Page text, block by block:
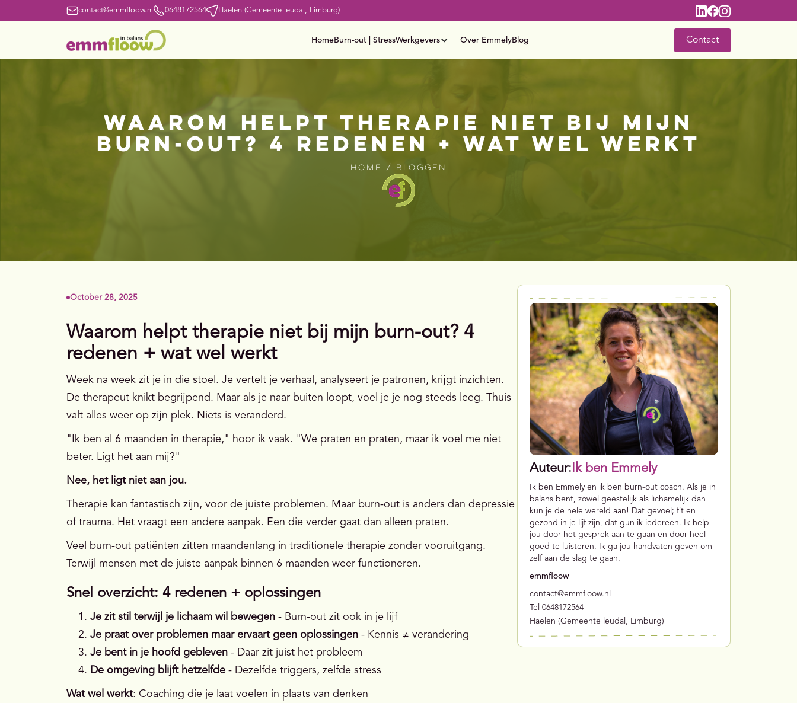
contact@emmfloow.nl 0648172564 Haelen (Gemeente leudal, Limburg)
HomeBurn-out | StressWerkgevers Over EmmelyBlog Contact
Waarom helpt therapie niet bij mijn
burn-out? 4 redenen + wat wel werkt
Home / Bloggen
October 28, 2025
Waarom helpt therapie niet bij mijn burn-out? 4
redenen + wat wel werkt
Week na week zit je in die stoel. Je vertelt je verhaal, analyseert je patronen, krijgt inzichten.
De therapeut knikt begrijpend. Maar als je naar buiten loopt, voel je je nog steeds leeg. Thuis
valt alles weer op zijn plek. Niets is veranderd.
"Ik ben al 6 maanden in therapie," hoor ik vaak. "We praten en praten, maar ik voel me niet
beter. Ligt het aan mij?"
Nee, het ligt niet aan jou.
Therapie kan fantastisch zijn, voor de juiste problemen. Maar burn-out is anders dan depressie
of trauma. Het vraagt een andere aanpak. Een die verder gaat dan alleen praten.
Veel burn-out patiënten zitten maandenlang in traditionele therapie zonder vooruitgang.
Terwijl mensen met de juiste aanpak binnen 6 maanden weer functioneren.
Snel overzicht: 4 redenen + oplossingen
Je zit stil terwijl je lichaam wil bewegen - Burn-out zit ook in je lijf
Je praat over problemen maar ervaart geen oplossingen - Kennis ≠ verandering
Je bent in je hoofd gebleven - Daar zit juist het probleem
De omgeving blijft hetzelfde - Dezelfde triggers, zelfde stress
Wat wel werkt: Coaching die je laat voelen in plaats van denken
Auteur: Ik ben Emmely
Ik ben Emmely en ik ben burn-out coach. Als je in
balans bent, zowel geestelijk als lichamelijk dan
kun je de hele wereld aan! Dat gevoel; fit en
gezond in je lijf zijn, dat gun ik iedereen. Ik help
jou door het gesprek aan te gaan en door heel
goed te luisteren. Ik ga jou handvaten geven om
zelf aan de slag te gaan.
emmfloow
contact@emmfloow.nl
Tel 0648172564
Haelen (Gemeente leudal, Limburg)